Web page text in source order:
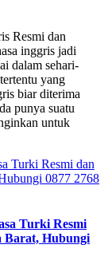
Resmi dan
inggris jadi
dalam sehari-
yang
biar diterima
punya suatu
untuk
Turki Resmi
Barat, Hubungi